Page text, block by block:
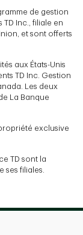
de gestion
TD Inc., filiale en
et sont offerts
aux États-Unis
TD Inc. Gestion
Les deux
La Banque
exclusive
TD sont la
ses filiales.